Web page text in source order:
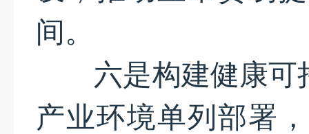
间。
六是构建健康可
产业环境单列部署